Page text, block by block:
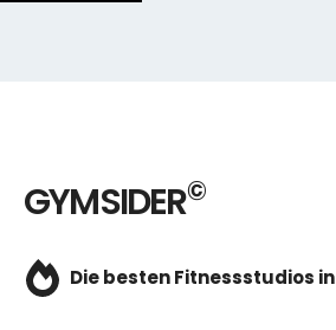
GYMSIDER©
Die besten Fitnessstudios